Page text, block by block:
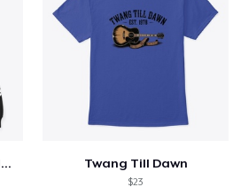
"IT'S OK TO NOT BE OK" Hoodie (BP LOGO) Twang Till Dawn
$23